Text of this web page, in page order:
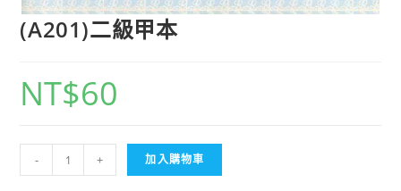
(A201)二級甲本
NT$60
- + 加入購物車